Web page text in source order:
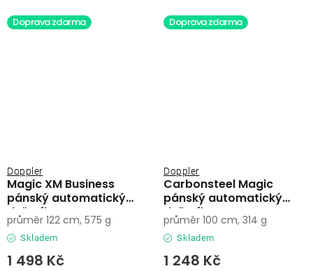
Doprava zdarma
Magic XM Business
pánský automatický
deštník
Doppler
Skladem
1 498 Kč
průměr 122 cm, 575 g
Doprava zdarma
Carbonsteel Magic
pánský automatický
deštník
Doppler
Skladem
1 248 Kč
průměr 100 cm, 314 g